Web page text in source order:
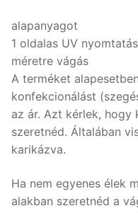
alapanyagot
1 oldalas UV nyomtatás
méretre vágás
A terméket
konfekcionálást
az ár. Azt kérlek, hogy
szeretnéd. Általában
karikázva.
Ha nem egyenes élek
alakban szeretnéd a